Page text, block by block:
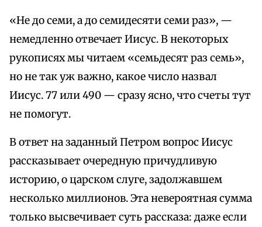
«Не до семи, а до семидесяти семи раз», —
немедленно отвечает Иисус. В некоторых
рукописях мы читаем «семьдесят раз семь»,
но не так уж важно, какое число назвал
Иисус. 77 или 490 — сразу ясно, что счеты тут
не помогут.
В ответ на заданный Петром вопрос Иисус
рассказывает очередную причудливую
историю, о царском слуге, задолжавшем
несколько миллионов. Эта невероятная сумма
только высвечивает суть рассказа: даже если